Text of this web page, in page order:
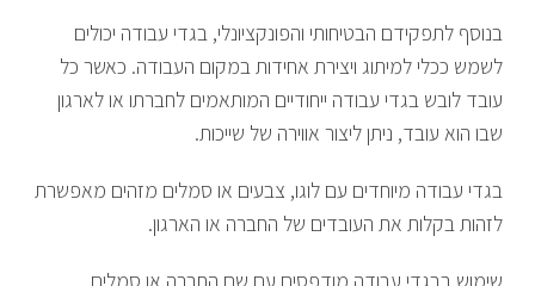
בנוסף לתפקידם הבטיחותי והפונקציונלי, בגדי עבודה יכולים
לשמש ככלי למיתוג ויצירת אחידות במקום העבודה. כאשר כל
עובד לובש בגדי עבודה ייחודיים המותאמים לחברתו או לארגון
שבו הוא עובד, ניתן ליצור אווירה של שייכות.
בגדי עבודה מיוחדים עם לוגו, צבעים או סמלים מזהים מאפשרת
לזהות בקלות את העובדים של החברה או הארגון.